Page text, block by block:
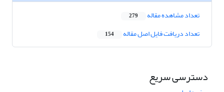
تعداد مشاهده مقاله 279
تعداد دریافت فایل اصل مقاله 154
دسترسی سریع